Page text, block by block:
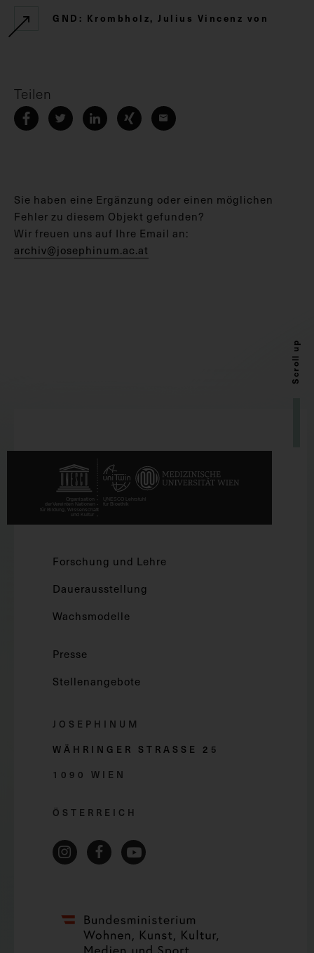
GND: Krombholz, Julius Vincenz von
Teilen
Sie haben eine Ergänzung oder einen möglichen
Fehler zu diesem Objekt gefunden?
Wir freuen uns auf Ihre Email an:
archiv@josephinum.ac.at
Scroll up
Forschung und Lehre
Dauerausstellung
Wachsmodelle
Presse
Stellenangebote
JOSEPHINUM
WÄHRINGER STRASSE 2 5
1090 WIEN
ÖSTERREICH